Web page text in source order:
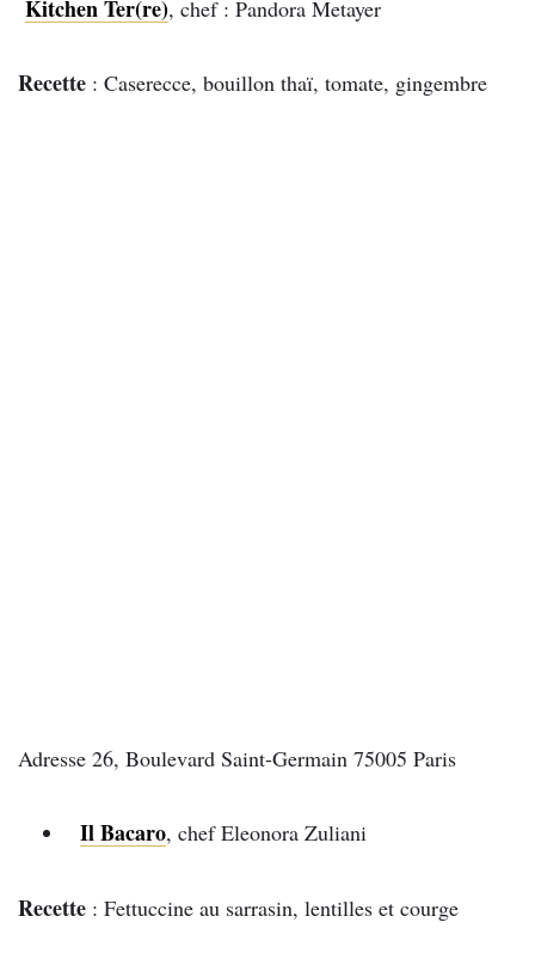
Kitchen Ter(re), chef : Pandora Metayer
Recette : Caserecce, bouillon thaï, tomate, gingembre
Adresse 26, Boulevard Saint-Germain 75005 Paris
Il Bacaro, chef Eleonora Zuliani
Recette : Fettuccine au sarrasin, lentilles et courge